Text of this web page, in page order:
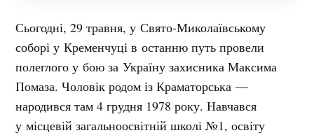
Сьогодні, 29 травня, у Свято-Миколаївському
соборі у Кременчуці в останню путь провели
полеглого у бою за Україну захисника Максима
Помаза. Чоловік родом із Краматорська —
народився там 4 грудня 1978 року. Навчався
у місцевій загальноосвітній школі №1, освіту